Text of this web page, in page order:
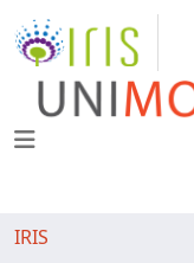
IRIS